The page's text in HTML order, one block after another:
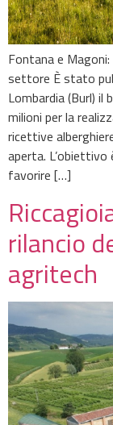
Fontana e
settore È stato
Lombardia (Burl) il
milioni per la
ricettive
aperta.
favorire […]
rilancio
agritech